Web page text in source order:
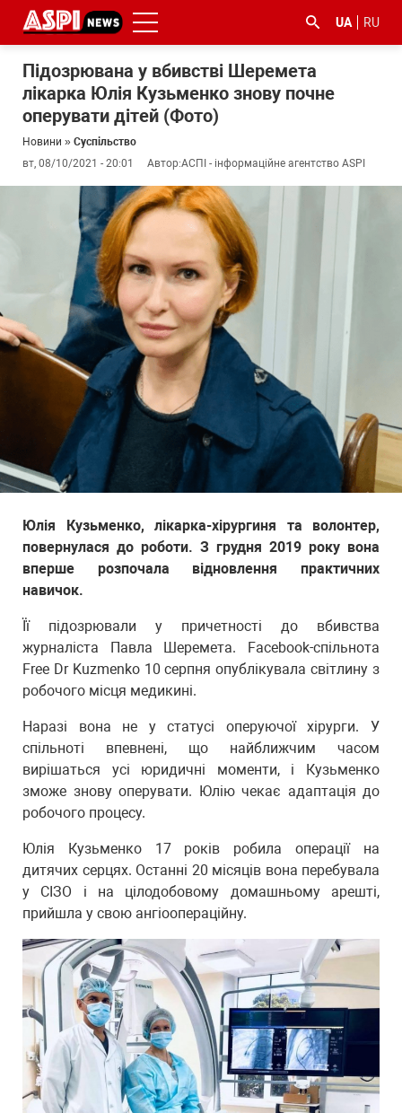
UA RU
Підозрювана у вбивстві Шеремета
лікарка Юлія Кузьменко знову почне
оперувати дітей (Фото)
Новини » Суспільство
вт, 08/10/2021 - 20:01
Автор:АСПІ - інформаційне агентство ASPI
Юлія Кузьменко, лікарка-хірургиня та волонтер,
повернулася до роботи. З грудня 2019 року вона
вперше розпочала відновлення практичних
навичок.
Її підозрювали у причетності до вбивства
журналіста Павла Шеремета. Facebook-спільнота
Free Dr Kuzmenko 10 серпня опублікувала світлину з
робочого місця медикині.
Наразі вона не у статусі оперуючої хірурги. У
спільноті впевнені, що найближчим часом
вирішаться усі юридичні моменти, і Кузьменко
зможе знову оперувати. Юлію чекає адаптація до
робочого процесу.
Юлія Кузьменко 17 років робила операції на
дитячих серцях. Останні 20 місяців вона перебувала
у СІЗО і на цілодобовому домашньому арешті,
прийшла у свою ангіоопераційну.
#боротьба
корупцією
#ДФС #Київ